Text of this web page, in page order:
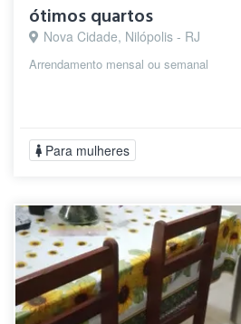
ótimos quartos
Nova Cidade, Nilópolis - RJ
Arrendamento mensal ou semanal
Para mulheres